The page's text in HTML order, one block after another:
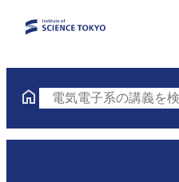
電気電子系の講義を